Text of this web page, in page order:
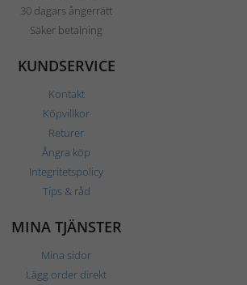
30 dagars ångerrätt
Säker betalning
KUNDSERVICE
Kontakt
Köpvillkor
Returer
Ångra köp
Integritetspolicy
Tips & råd
MINA TJÄNSTER
Mina sidor
Lägg order direkt